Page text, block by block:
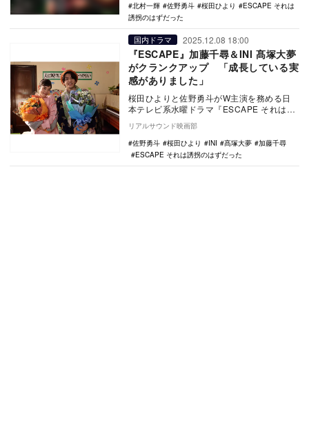
北村一輝
佐野勇斗 桜田ひより
ESCAPE それは
誘拐のはずだった
国内ドラマ 2025.12.08 18:00
『ESCAPE』加藤千尋＆INI 髙塚大夢
がクランクアップ 「成長している実
感がありました」
桜田ひよりと佐野勇斗がW主演を務める日
本テレビ系水曜ドラマ『ESCAPE それは誘
拐のはずだった』に出演している加藤千尋
と髙塚大…
リアルサウンド映画部
佐野勇斗
桜田ひより INI 髙塚大夢
加藤千尋
ESCAPE それは誘拐のはずだった